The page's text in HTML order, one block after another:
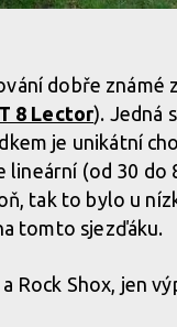
dobře známé
8 Lector). Jedná
je unikátní
(od 30 do
tak to bylo u
tomto sjezďáku.
Rock Shox, jen